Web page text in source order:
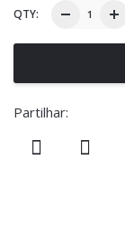
QTY:
Partilhar: